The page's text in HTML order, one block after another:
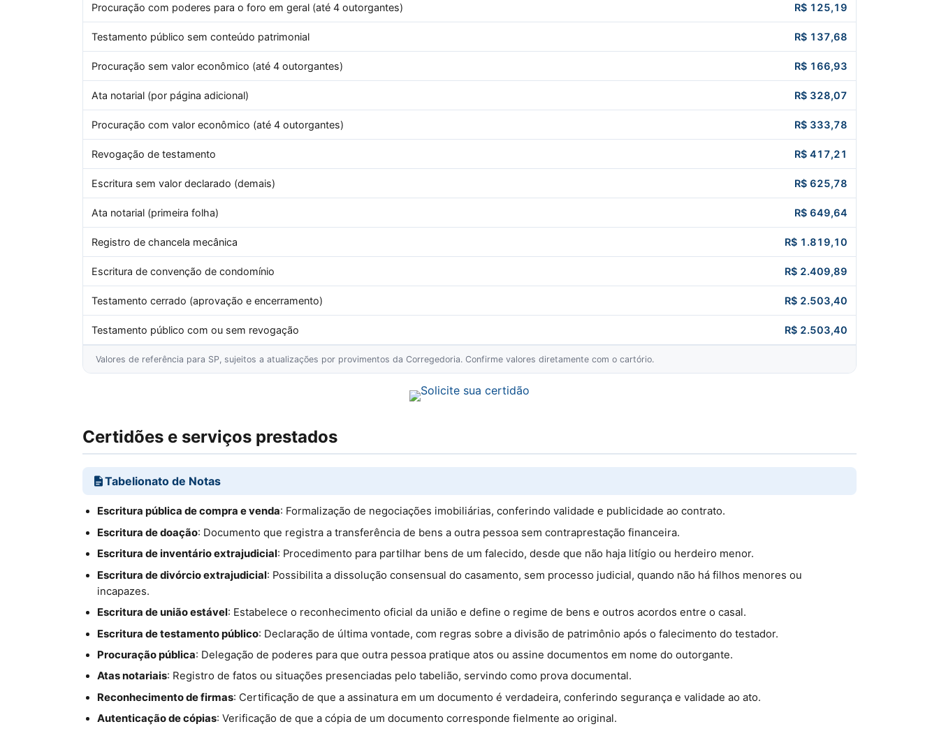
Procuração com poderes para o foro em geral (até 4 outorgantes) R$ 125,19
Testamento público sem conteúdo patrimonial R$ 137,68
Procuração sem valor econômico (até 4 outorgantes) R$ 166,93
Ata notarial (por página adicional) R$ 328,07
Procuração com valor econômico (até 4 outorgantes) R$ 333,78
Revogação de testamento R$ 417,21
Escritura sem valor declarado (demais) R$ 625,78
Ata notarial (primeira folha) R$ 649,64
Registro de chancela mecânica R$ 1.819,10
Escritura de convenção de condomínio R$ 2.409,89
Testamento cerrado (aprovação e encerramento) R$ 2.503,40
Testamento público com ou sem revogação R$ 2.503,40
Valores de referência para SP, sujeitos a atualizações por provimentos da Corregedoria. Confirme valores diretamente com o cartório.
Certidões e serviços prestados
Tabelionato de Notas
Escritura pública de compra e venda: Formalização de negociações imobiliárias, conferindo validade e publicidade ao contrato.
Escritura de doação: Documento que registra a transferência de bens a outra pessoa sem contraprestação financeira.
Escritura de inventário extrajudicial: Procedimento para partilhar bens de um falecido, desde que não haja litígio ou herdeiro menor.
Escritura de divórcio extrajudicial: Possibilita a dissolução consensual do casamento, sem processo judicial, quando não há filhos menores ou
incapazes.
Escritura de união estável: Estabelece o reconhecimento oficial da união e define o regime de bens e outros acordos entre o casal.
Escritura de testamento público: Declaração de última vontade, com regras sobre a divisão de patrimônio após o falecimento do testador.
Procuração pública: Delegação de poderes para que outra pessoa pratique atos ou assine documentos em nome do outorgante.
Atas notariais: Registro de fatos ou situações presenciadas pelo tabelião, servindo como prova documental.
Reconhecimento de firmas: Certificação de que a assinatura em um documento é verdadeira, conferindo segurança e validade ao ato.
Autenticação de cópias: Verificação de que a cópia de um documento corresponde fielmente ao original.